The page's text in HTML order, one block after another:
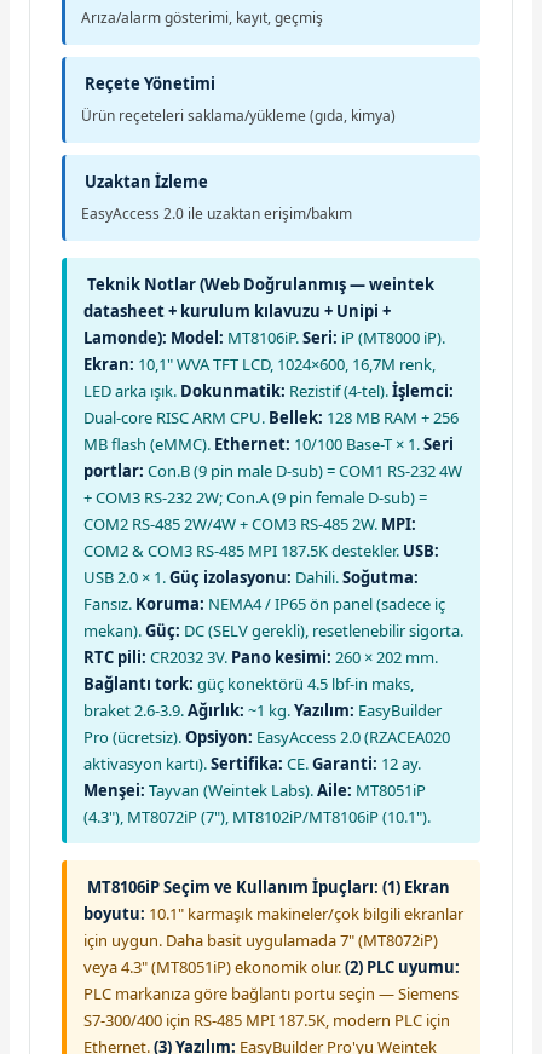
Arıza/alarm gösterimi, kayıt, geçmiş
Reçete Yönetimi
Ürün reçeteleri saklama/yükleme (gıda, kimya)
Uzaktan İzleme
EasyAccess 2.0 ile uzaktan erişim/bakım
Teknik Notlar (Web Doğrulanmış — weintek
datasheet + kurulum kılavuzu + Unipi +
Lamonde): Model: MT8106iP.Seri: iP (MT8000 iP).
Ekran: 10,1" WVA TFT LCD, 1024×600, 16,7M renk,
LED arka ışık. Dokunmatik: Rezistif (4-tel).İşlemci:
Dual-core RISC ARM CPU. Bellek: 128 MB RAM + 256
MB flash (eMMC). Ethernet: 10/100 Base-T × 1.Seri
portlar: Con.B (9 pin male D-sub) = COM1 RS-232 4W
+ COM3 RS-232 2W; Con.A (9 pin female D-sub) =
COM2 RS-485 2W/4W + COM3 RS-485 2W. MPI:
COM2 & COM3 RS-485 MPI 187.5K destekler. USB:
USB 2.0 × 1.Güç izolasyonu: Dahili.Soğutma:
Fansız. Koruma: NEMA4 / IP65 ön panel (sadece iç
mekan).Güç: DC (SELV gerekli), resetlenebilir sigorta.
RTC pili: CR2032 3V. Pano kesimi: 260 × 202 mm.
Bağlantı tork: güç konektörü 4.5 lbf-in maks,
braket 2.6-3.9.Ağırlık: ~1 kg.Yazılım: EasyBuilder
Pro (ücretsiz).Opsiyon: EasyAccess 2.0 (RZACEA020
aktivasyon kartı).Sertifika: CE.Garanti: 12 ay.
Menşei: Tayvan (Weintek Labs).Aile: MT8051iP
(4.3"), MT8072iP (7"), MT8102iP/MT8106iP (10.1").
MT8106iP Seçim ve Kullanım İpuçları: (1) Ekran
boyutu: 10.1" karmaşık makineler/çok bilgili ekranlar
için uygun. Daha basit uygulamada 7" (MT8072iP)
veya 4.3" (MT8051iP) ekonomik olur.(2) PLC uyumu:
PLC markanıza göre bağlantı portu seçin — Siemens
S7-300/400 için RS-485 MPI 187.5K, modern PLC için
Ethernet.(3) Yazılım: EasyBuilder Pro'yu Weintek